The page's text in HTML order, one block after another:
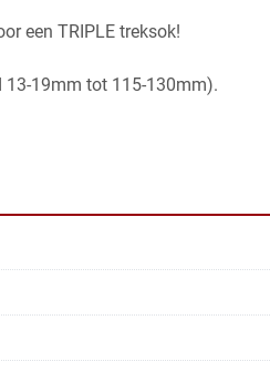
een TRIPLE treksok!
13-19mm tot 115-130mm).